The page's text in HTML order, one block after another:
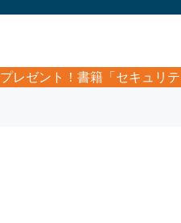
レゼント！書籍「セキュリ